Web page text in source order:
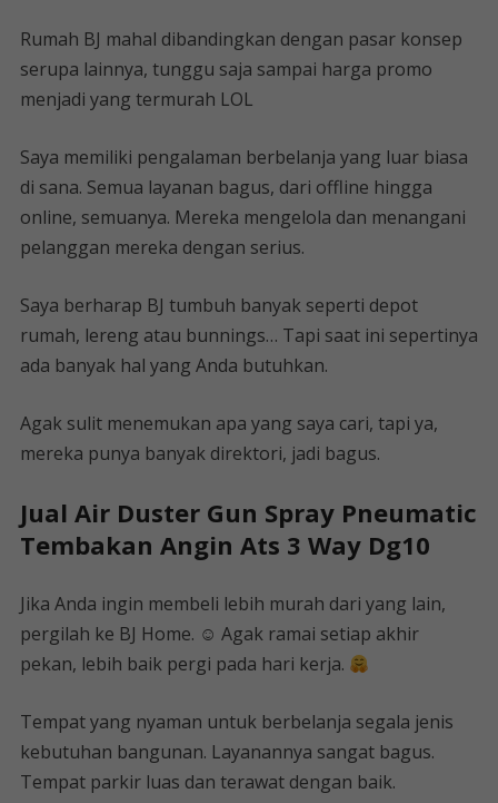
Rumah BJ mahal dibandingkan dengan pasar konsep
serupa lainnya, tunggu saja sampai harga promo
menjadi yang termurah LOL
Saya memiliki pengalaman berbelanja yang luar biasa
di sana. Semua layanan bagus, dari offline hingga
online, semuanya. Mereka mengelola dan menangani
pelanggan mereka dengan serius.
Saya berharap BJ tumbuh banyak seperti depot
rumah, lereng atau bunnings… Tapi saat ini sepertinya
ada banyak hal yang Anda butuhkan.
Agak sulit menemukan apa yang saya cari, tapi ya,
mereka punya banyak direktori, jadi bagus.
Jual Air Duster Gun Spray Pneumatic
Tembakan Angin Ats 3 Way Dg10
Jika Anda ingin membeli lebih murah dari yang lain,
pergilah ke BJ Home. ☺ Agak ramai setiap akhir
pekan, lebih baik pergi pada hari kerja.
Tempat yang nyaman untuk berbelanja segala jenis
kebutuhan bangunan. Layanannya sangat bagus.
Tempat parkir luas dan terawat dengan baik.